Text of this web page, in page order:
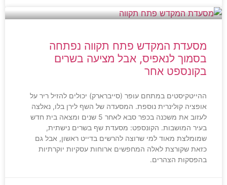
מסעדת המקדש פתח תקווה נפתחה
בסמוך לנאפיס, אבל מציעה בשרים
בקונספט אחר
ההייטקיסטים במתחם עופר (סייברארק) יכולים להזיל ריר על
אופציה קולינרית נוספת. המסעדה של השף לירן בלו, נאלצה
לעזוב את משכנה בכפר סבא לאחר 5 שנים ומצאה בית חדש
בעיר המושבות. הקונספט: מסעדת שף בשרים נישתית,
שמומלצת מאוד למי שרוצה להרשים בדייט ראשון, אבל גם
כזאת שקורצת לאלה המחפשים ארוחות עסקיות יוקרתיות
בהפסקות הצהרים.